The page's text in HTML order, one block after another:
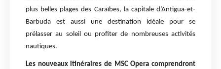
plus belles plages des Caraïbes, la capitale d’Antigua-et-
Barbuda est aussi une destination idéale pour se
prélasser au soleil ou profiter de nombreuses activités
nautiques.
Les nouveaux itinéraires de MSC Opera comprendront